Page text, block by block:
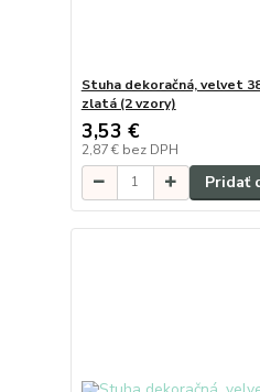
Stuha dekoračná, velvet
zlatá (2 vzory)
3,53 €
2,87 € bez DPH
Pridať